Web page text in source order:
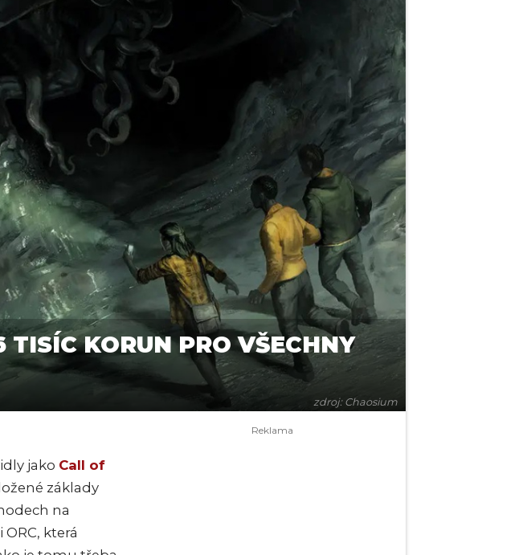
zdroj: Chaosium
KORUN PRO VŠECHNY
jako Call of
základy
na
která